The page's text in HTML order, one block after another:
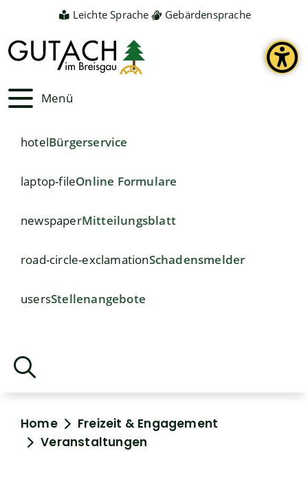
Leichte Sprache Gebärdensprache
Menü
hotelBürgerservice
laptop-fileOnline Formulare
newspaperMitteilungsblatt
road-circle-exclamationSchadensmelder
usersStellenangebote
Home
Freizeit & Engagement
Veranstaltungen